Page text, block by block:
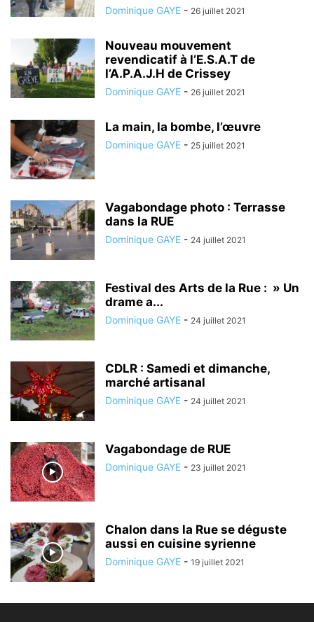
Dominique GAYE - 26 juillet 2021
Nouveau mouvement
revendicatif à l’E.S.A.T de
l’A.P.A.J.H de Crissey
Dominique GAYE - 26 juillet 2021
La main, la bombe, l’œuvre
Dominique GAYE - 25 juillet 2021
Vagabondage photo : Terrasse
dans la RUE
Dominique GAYE - 24 juillet 2021
Festival des Arts de la Rue : » Un
drame a...
Dominique GAYE - 24 juillet 2021
CDLR : Samedi et dimanche,
marché artisanal
Dominique GAYE - 24 juillet 2021
Vagabondage de RUE
Dominique GAYE - 23 juillet 2021
Chalon dans la Rue se déguste
aussi en cuisine syrienne
Dominique GAYE - 19 juillet 2021